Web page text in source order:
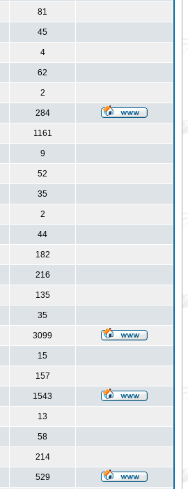
81
45
4
62
2
284
1161
9
52
35
2
44
182
216
135
35
3099
15
157
1543
13
58
214
529